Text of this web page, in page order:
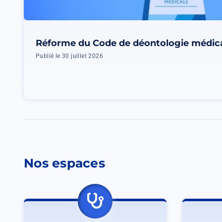
Réforme du Code de déontologie
Publié le 30 juillet 2026
Nos espaces